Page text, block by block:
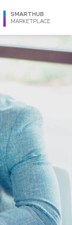
SMARTHUB
MARKETPLACE